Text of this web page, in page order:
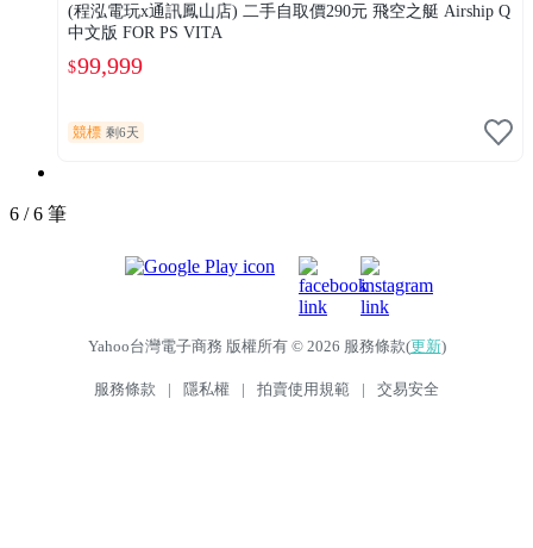
(程泓電玩x通訊鳳山店) 二手自取價290元 飛空之艇 Airship Q
中文版 FOR PS VITA
$99,999
競標 剩6天
6 / 6 筆
Yahoo台灣電子商務 版權所有 © 2026 服務條款(更新)
服務條款 | 隱私權 | 拍賣使用規範 | 交易安全